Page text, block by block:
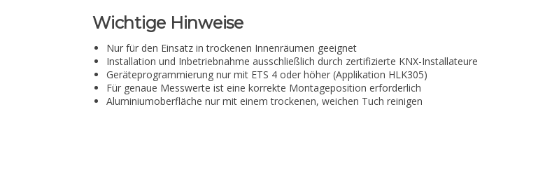
Wichtige Hinweise
Nur für den Einsatz in trockenen Innenräumen geeignet
Installation und Inbetriebnahme ausschließlich durch zertifizierte KNX-Installateure
Geräteprogrammierung nur mit ETS 4 oder höher (Applikation HLK305)
Für genaue Messwerte ist eine korrekte Montageposition erforderlich
Aluminiumoberfläche nur mit einem trockenen, weichen Tuch reinigen